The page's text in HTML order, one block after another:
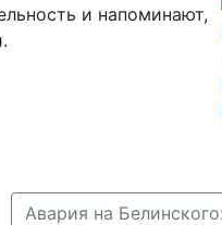
и напоминают,
Авария на